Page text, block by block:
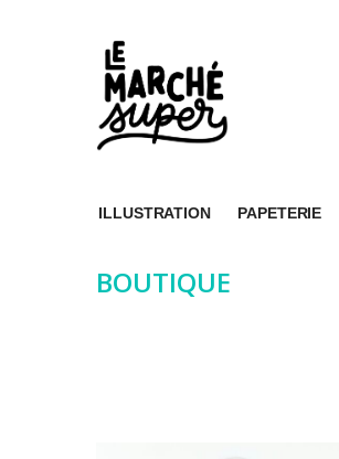
ILLUSTRATION PAPETERIE
BOUTIQUE